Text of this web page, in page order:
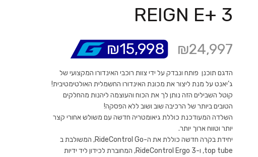
REIGN E+ 3
₪24,997
₪15,998
הדגם תוכנן פותח ונבדק על ידי צוות רוכבי האינדורו המקצועי של
ג’יאנט על מנת ליצור את מכונת האינדורו החשמלית האולטימטיבית!
קוטל השבילים הזה נותן לך את הכוח והעוצמה ליהנות מהחלקים
הטובים ביותר של הרכיבה שוב ושוב ללא הפסקה!
השלדה המעודכנת כוללת גיאומטריה חדשה עם משולש אחורי קצר
יותר וטווח ארוך יותר.
יחידת בקרה חדשה כוללת את ה-RideControl Go, המשולבת ב
top tube, ו-RideControl Ergo 3, המחוברת לכידון ליד ידיות